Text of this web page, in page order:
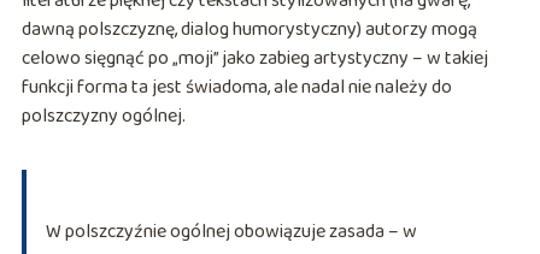
dawną polszczyznę, dialog humorystyczny) autorzy mogą
celowo sięgnąć po „moji” jako zabieg artystyczny – w takiej
funkcji forma ta jest świadoma, ale nadal nie należy do
polszczyzny ogólnej.
W polszczyźnie ogólnej obowiązuje zasada – w